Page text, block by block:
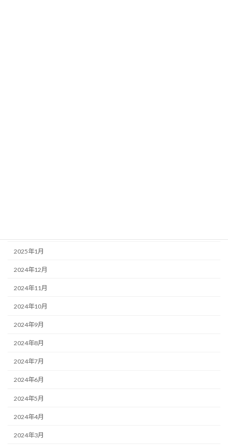
2025年1月
2024年12月
2024年11月
2024年10月
2024年9月
2024年8月
2024年7月
2024年6月
2024年5月
2024年4月
2024年3月